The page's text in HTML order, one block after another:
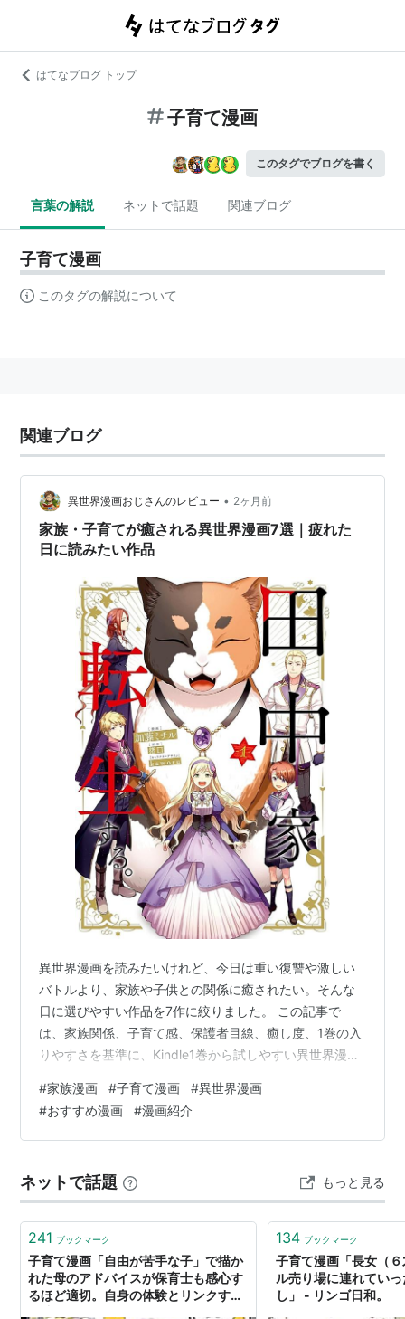
はてなブログ トップ
子育て漫画
このタグでブログを書く
言葉の解説 ネットで話題 関連ブログ
子育て漫画
このタグの解説について
関連ブログ
異世界漫画おじさんのレビュー • 2ヶ月前
家族・子育てが癒される異世界漫画7選｜疲れた
日に読みたい作品
異世界漫画を読みたいけれど、今日は重い復讐や激しい
バトルより、家族や子供との関係に癒されたい。そんな
日に選びやすい作品を7作に絞りました。 この記事で
は、家族関係、子育て感、保護者目線、癒し度、1巻の入
りやすさを基準に、Kindle1巻から試しやすい異世界漫画
てしながら冒険者します～：子育て冒険として一番入り
やすい。Kindle1巻をAmazonで見る 冒険者ライセンスを
剥奪されたおっさんだけど、愛娘ができたのでのんびり
い。Kindle1巻をAmazonで見る 田中家、転生する。：家
族ま…
#家族漫画 #子育て漫画 #異世界漫画
#おすすめ漫画 #漫画紹介
ネットで話題 もっと見る
241 ブックマーク
子育て漫画「自由が苦手な子」で描か
れた母のアドバイスが保育士も感心す
るほど適切。自身の体験とリンクする
134 ブックマーク
子育て漫画「長女（
ル売り場に連れてい
し」 - リンゴ日和。